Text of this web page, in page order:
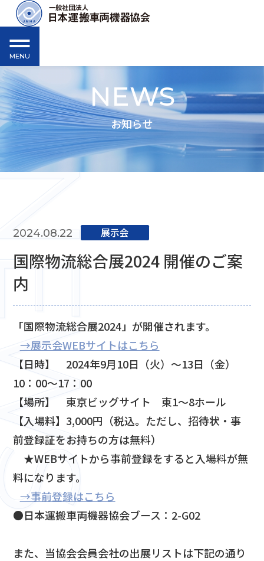
MENU
NEWS
お知らせ
2024.08.22 展⽰会
国際物流総合展2024 開催のご案
内
「国際物流総合展2024」が開催されます。
→展示会WEBサイトはこちら
【日時】 2024年9月10日（火）～13日（金）
10：00～17：00
【場所】 東京ビッグサイト 東1～8ホール
【入場料】3,000円（税込。ただし、招待状・事
前登録証をお持ちの方は無料）
★WEBサイトから事前登録をすると入場料が無
料になります。
→事前登録はこちら
●日本運搬車両機器協会ブース：2-G02
また、当協会会員会社の出展リストは下記の通り